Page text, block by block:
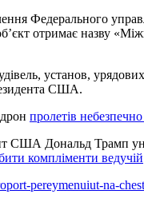
Федерального
отримає назву
установ,
США.
пролетів
США Дональд Трамп
компліменти ведучій
pereymenuiut-na-